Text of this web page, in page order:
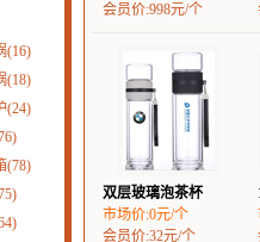
(16)
(18)
(24)
(78)
会员价:998元/个
双层玻璃泡茶杯
市场价:0元/个
会员价:32元/个